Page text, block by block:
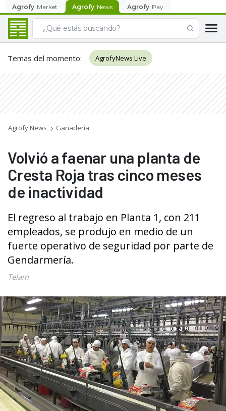
Agrofy Market Agrofy News Agrofy Pay
Temas del momento: AgrofyNews Live
Agrofy News Ganadería
Volvió a faenar una planta de
Cresta Roja tras cinco meses
de inactividad
El regreso al trabajo en Planta 1, con 211
empleados, se produjo en medio de un
fuerte operativo de seguridad por parte de
Gendarmería.
Telam